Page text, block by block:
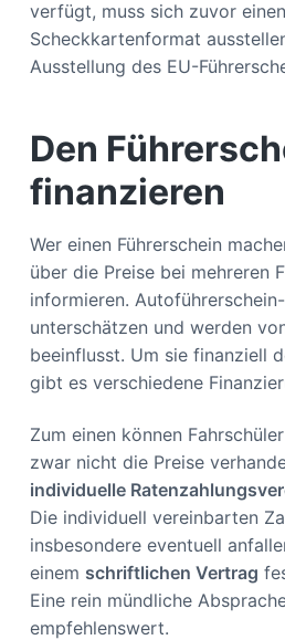
verfügt, muss sich zuvor
Scheckkartenformat
Ausstellung des EU-
Den
finanzieren
Wer einen Führerschein
über die Preise bei mehreren
informieren.
unterschätzen und werden
beeinflusst. Um sie finanziell
gibt es verschiedene
Zum einen können
zwar nicht die Preise
individuelle
Die individuell vereinbarten
insbesondere eventuell
einem schriftlichen Vertrag
Eine rein mündliche
empfehlenswert.